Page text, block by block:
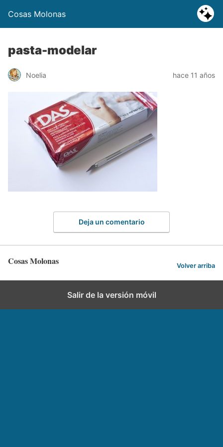
Cosas Molonas
pasta-modelar
Noelia hace 11 años
Deja un comentario
Cosas Molonas Volver arriba
Salir de la versión móvil